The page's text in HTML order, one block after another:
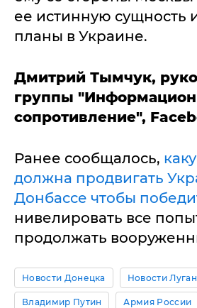
ее истинную сущность
планы в Украине.
Дмитрий Тымчук,
группы
сопротивление",
Ранее сообщалось,
должна продвигать
Донбассе чтобы
нивелировать все
продолжать
Новости Донецка Новости
Владимир Путин Армия России